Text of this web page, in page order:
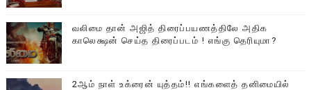
வலிமை தான் அஜித் திரைப்பயணத்திலே அதிக
காலெக்ஷன் செய்த திரைப்படம் ! எங்கு தெரியுமா?
2ஆம் நாள் உக்ரைன் யுத்தம்!! எங்களைத் தனிமையில்